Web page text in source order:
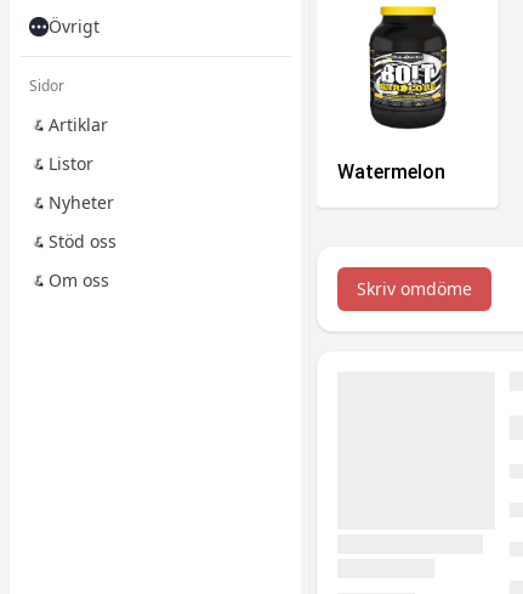
Övrigt
Sidor
Artiklar
Listor
Nyheter
Stöd oss
Om oss
Watermelon
Skriv omdöme